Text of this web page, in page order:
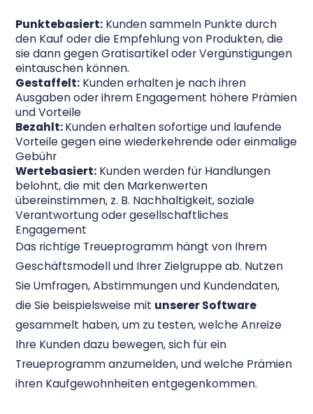
Punktebasiert: Kunden sammeln Punkte durch
den Kauf oder die Empfehlung von Produkten, die
sie dann gegen Gratisartikel oder Vergünstigungen
eintauschen können.
Gestaffelt: Kunden erhalten je nach ihren
Ausgaben oder ihrem Engagement höhere Prämien
und Vorteile
Bezahlt:Kunden erhalten sofortige und laufende
Vorteile gegen eine wiederkehrende oder einmalige
Gebühr
Wertebasiert: Kunden werden für Handlungen
belohnt, die mit den Markenwerten
übereinstimmen, z. B. Nachhaltigkeit, soziale
Verantwortung oder gesellschaftliches
Engagement
Das richtige Treueprogramm hängt von Ihrem
Geschäftsmodell und Ihrer Zielgruppe ab. Nutzen
Sie Umfragen, Abstimmungen und Kundendaten,
die Sie beispielsweise mit unserer Software
gesammelt haben, um zu testen, welche Anreize
Ihre Kunden dazu bewegen, sich für ein
Treueprogramm anzumelden, und welche Prämien
ihren Kaufgewohnheiten entgegenkommen.